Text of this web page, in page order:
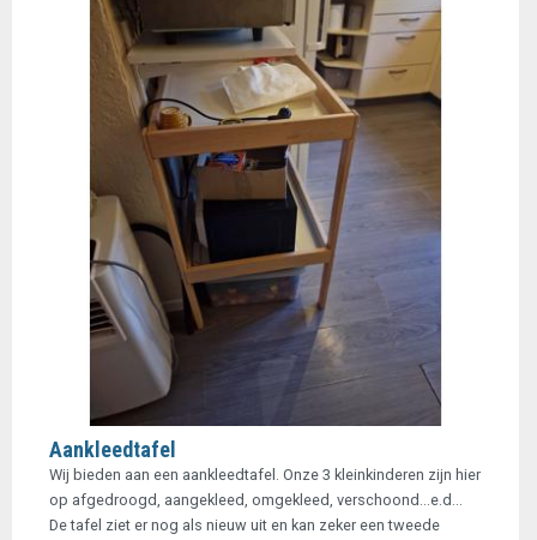
Aankleedtafel
Wij bieden aan een aankleedtafel. Onze 3 kleinkinderen zijn hier
op afgedroogd, aangekleed, omgekleed, verschoond...e.d...
De tafel ziet er nog als nieuw uit en kan zeker een tweede